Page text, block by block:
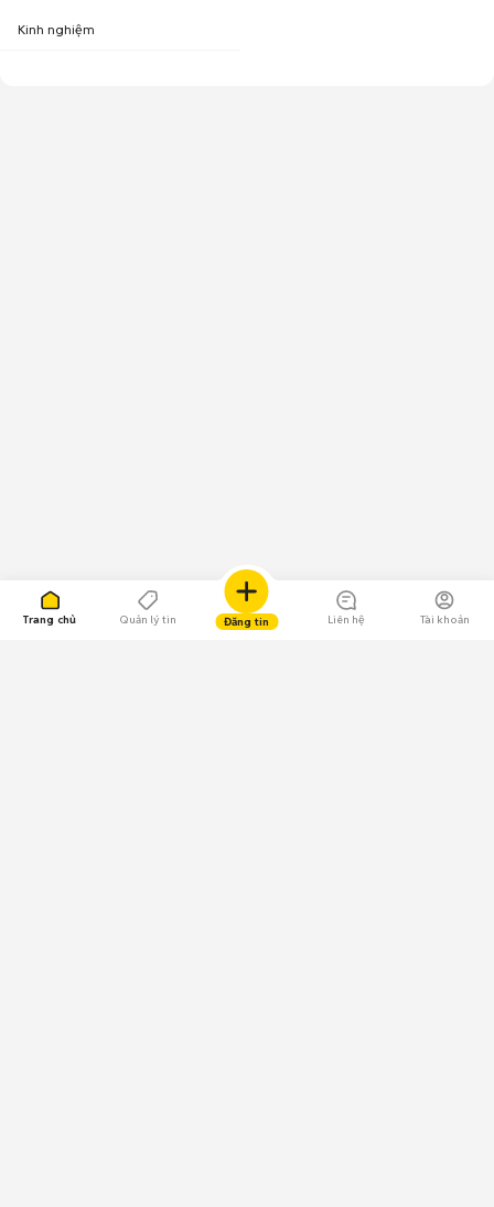
Trang chủ Quản lý tin Đăng tin Liên hệ Tài khoản
Kinh nghiệm